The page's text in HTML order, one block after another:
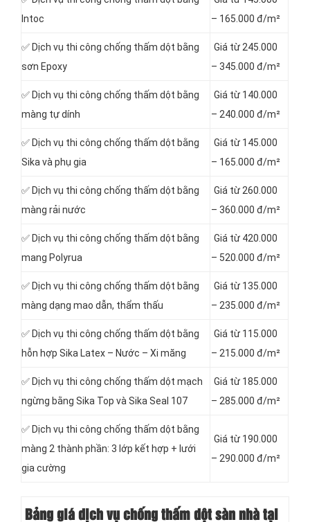
Intoc
– 165.000 đ/m²
✅ Dịch vụ thi công chống thấm dột bằng
sơn Epoxy
Giá từ 245.000
– 345.000 đ/m²
✅ Dịch vụ thi công chống thấm dột bằng
màng tự dính
Giá từ 140.000
– 240.000 đ/m²
✅ Dịch vụ thi công chống thấm dột bằng
Sika và phụ gia
Giá từ 145.000
– 165.000 đ/m²
✅ Dịch vụ thi công chống thấm dột bằng
màng rải nước
Giá từ 260.000
– 360.000 đ/m²
✅ Dịch vụ thi công chống thấm dột bằng
mang Polyrua
Giá từ 420.000
– 520.000 đ/m²
✅ Dịch vụ thi công chống thấm dột bằng
màng dạng mao dẫn, thẩm thấu
Giá từ 135.000
– 235.000 đ/m²
✅ Dịch vụ thi công chống thấm dột bằng
hỗn hợp Sika Latex – Nước – Xi măng
Giá từ 115.000
– 215.000 đ/m²
✅ Dịch vụ thi công chống thấm dột mạch
ngừng bằng Sika Top và Sika Seal 107
Giá từ 185.000
– 285.000 đ/m²
✅ Dịch vụ thi công chống thấm dột bằng
màng 2 thành phần: 3 lớp kết hợp + lưới
gia cường
Giá từ 190.000
– 290.000 đ/m²
Bảng giá dịch vụ chống thấm dột sàn nhà tại